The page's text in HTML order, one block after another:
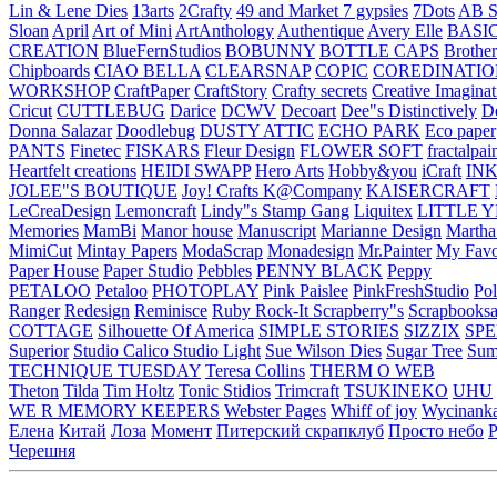
Lin & Lene Dies 13arts 2Crafty 49 and Market 7 gypsies 7Dots AB
Sloan April Art of Mini ArtAnthology Authentique Avery Elle
CREATION BlueFernStudios BOBUNNY BOTTLE CAPS Brother
Chipboards CIAO BELLA CLEARSNAP COPIC
WORKSHOP CraftPaper CraftStory Crafty secrets Creative
Cricut CUTTLEBUG Darice DCWV Decoart Dee"s Distinctively
Donna Salazar Doodlebug DUSTY ATTIC ECHO PARK Eco paper
PANTS Finetec FISKARS Fleur Design FLOWER SOFT
Heartfelt creations HEIDI SWAPP Hero Arts Hobby&you iCraft
JOLEE"S BOUTIQUE Joy! Crafts K@Company KAISERCRAFT
LeCreaDesign Lemoncraft Lindy"s Stamp Gang Liquitex LITTLE
Memories MamBi Manor house Manuscript Marianne Design
MimiCut Mintay Papers ModaScrap Monadesign Mr.Painter My
Paper House Paper Studio Pebbles PENNY BLACK Peppy
PETALOO Petaloo PHOTOPLAY Pink Paislee PinkFreshStudio
Ranger Redesign Reminisce Ruby Rock-It Scrapberry"s
COTTAGE Silhouette Of America SIMPLE STORIES SIZZIX
Superior Studio Calico Studio Light Sue Wilson Dies Sugar Tree
TECHNIQUE TUESDAY Teresa Collins THERM O WEB
Theton Tilda Tim Holtz Tonic Stidios Trimcraft TSUKINEKO UHU
WE R MEMORY KEEPERS Webster Pages Whiff of joy
Елена Китай Лоза Момент Питерский скрапклуб Просто небо
Черешня